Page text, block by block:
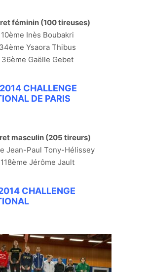
féminin (100 tireuses)
10ème Inès Boubakri
34ème Ysaora Thibus
36ème Gaëlle Gebet
CHALLENGE
DE PARIS
masculin (205 tireurs)
Jean-Paul Tony-Hélissey
118ème Jérôme Jault
CHALLENGE